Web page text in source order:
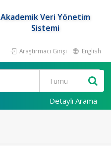
Akademik Veri Yönetim
Sistemi
Araştırmacı Girişi English
Detaylı Arama